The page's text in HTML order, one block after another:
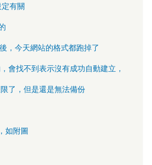
定有關
，今天網站的格式都跑掉了
會找不到表示沒有成功自動建立，
了，但是還是無法備份
如附圖